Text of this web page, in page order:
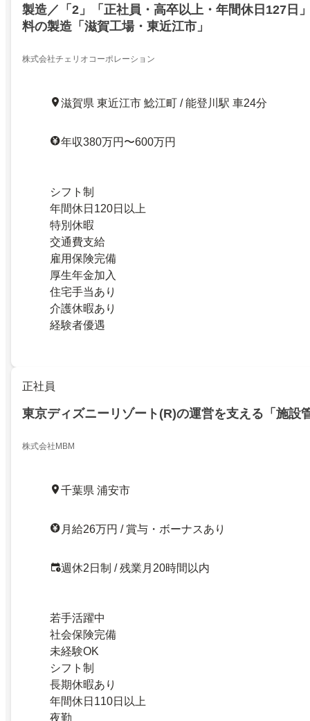
製造／「2」「正社員・高卒以上・年間休日127日
料の製造「滋賀工場・東近江市」
株式会社チェリオコーポレーション
滋賀県 東近江市 鯰江町 / 能登川駅 車24分
年収380万円〜600万円
シフト制
年間休日120日以上
特別休暇
交通費支給
雇用保険完備
厚生年金加入
住宅手当あり
介護休暇あり
経験者優遇
正社員
東京ディズニーリゾート(R)の運営を支える「施設
株式会社MBM
千葉県 浦安市
月給26万円 / 賞与・ボーナスあり
週休2日制 / 残業月20時間以内
若手活躍中
社会保険完備
未経験OK
シフト制
長期休暇あり
年間休日110日以上
夜勤